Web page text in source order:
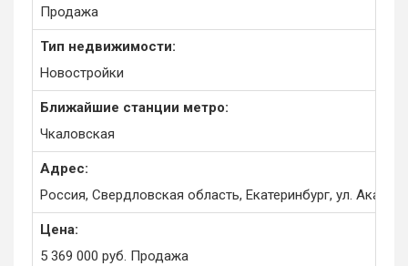
Продажа
Тип недвижимости:
Новостройки
Ближайшие станции метро:
Чкаловская
Адрес:
Россия, Свердловская область, Екатеринбург, ул.
Цена:
5 369 000 руб. Продажа